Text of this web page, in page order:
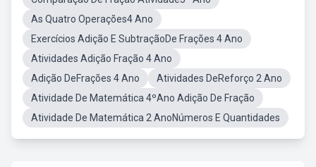
As Quatro Operações4 Ano
Exercícios Adição E SubtraçãoDe Frações 4 Ano
Atividades Adição Fração 4 Ano
Adição DeFrações 4 Ano
Atividades DeReforço 2 Ano
Atividade De Matemática 4ºAno Adição De Fração
Atividade De Matemática 2 AnoNúmeros E Quantidades